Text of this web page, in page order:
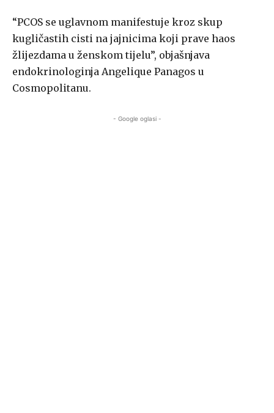
“PCOS se uglavnom manifestuje kroz skup
kugličastih cisti na jajnicima koji prave haos
žlijezdama u ženskom tijelu”, objašnjava
endokrinologinja Angelique Panagos u
Cosmopolitanu.
- Google oglasi -